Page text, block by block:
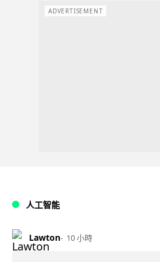
ADVERTISEMENT
人工智能
Lawton 10 小時